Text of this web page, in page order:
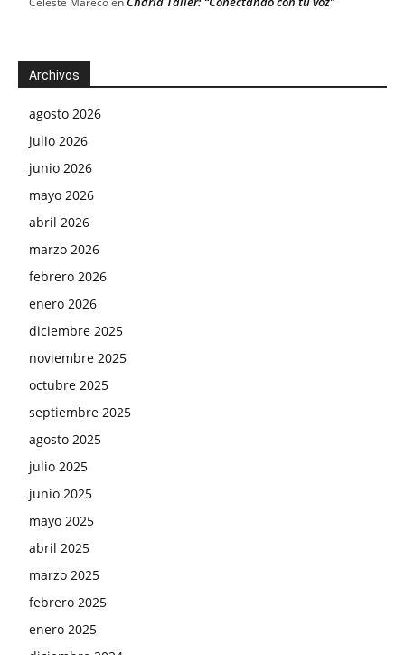
Archivos
agosto 2026
julio 2026
junio 2026
mayo 2026
abril 2026
marzo 2026
febrero 2026
enero 2026
diciembre 2025
noviembre 2025
octubre 2025
septiembre 2025
agosto 2025
julio 2025
junio 2025
mayo 2025
abril 2025
marzo 2025
febrero 2025
enero 2025